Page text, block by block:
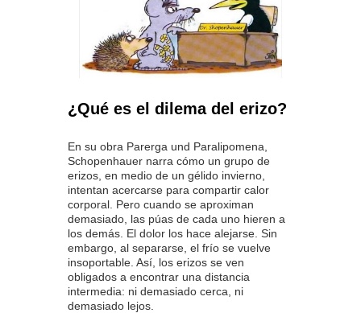
¿Qué es el dilema del erizo?
En su obra Parerga und Paralipomena,
Schopenhauer narra cómo un grupo de
erizos, en medio de un gélido invierno,
intentan acercarse para compartir calor
corporal. Pero cuando se aproximan
demasiado, las púas de cada uno hieren a
los demás. El dolor los hace alejarse. Sin
embargo, al separarse, el frío se vuelve
insoportable. Así, los erizos se ven
obligados a encontrar una distancia
intermedia: ni demasiado cerca, ni
demasiado lejos.